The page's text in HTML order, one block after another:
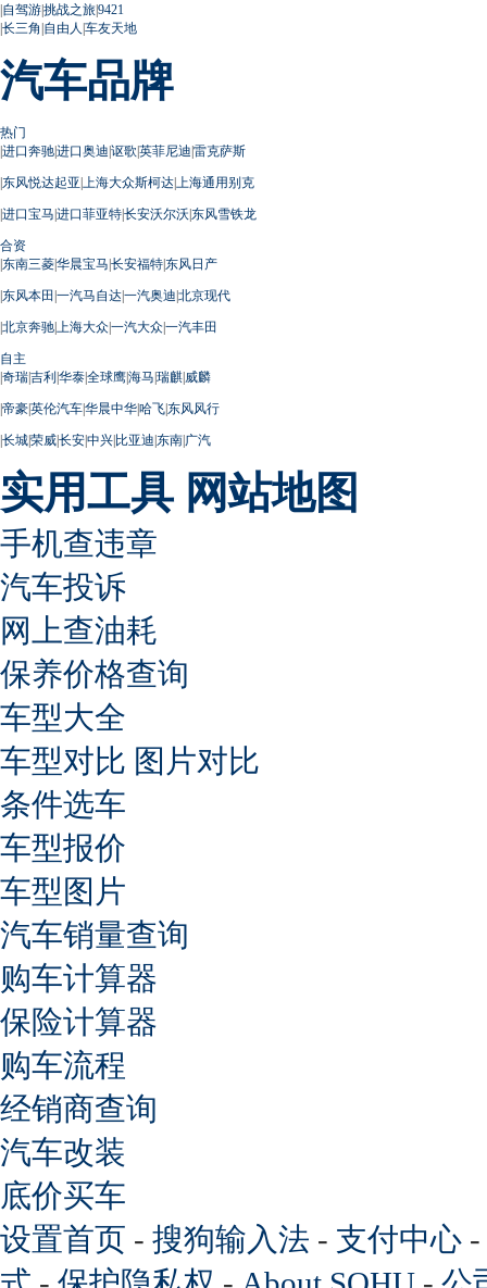
|自驾游|挑战之旅|9421
|长三角 |自由人 |车友天地
汽车品牌
热门
|进口奔驰|进口奥迪|讴歌|英菲尼迪|雷克萨斯
|东风悦达起亚| 上海大众斯柯达| 上海通用别克
|进口宝马|进口菲亚特|长安沃尔沃|东风雪铁龙
合资
|东南三菱|华晨宝马|长安福特|东风日产
|东风本田 |一汽马自达|一汽奥迪|北京现代
|北京奔驰| 上海大众|一汽大众|一汽丰田
自主
|奇瑞|吉利|华泰|全球鹰|海马|瑞麒|威麟
|帝豪|英伦汽车|华晨中华|哈飞|东风风行
|长城|荣威|长安|中兴|比亚迪|东南|广汽
实用工具 网站地图
手机查违章
汽车投诉
网上查油耗
保养价格查询
车型大全
车型对比 图片对比
条件选车
车型报价
车型图片
汽车销量查询
购车计算器
保险计算器
购车流程
经销商查询
汽车改装
底价买车
设置首页 - 搜狗输入法 - 支付中心 -